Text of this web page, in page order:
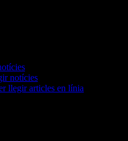
notícies
llegir articles en línia